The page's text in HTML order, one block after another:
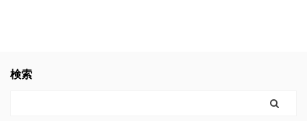
なかったと思う。 もっと
ヨハク我が家の水筒も、
社から 間取りの無料プラ
検索